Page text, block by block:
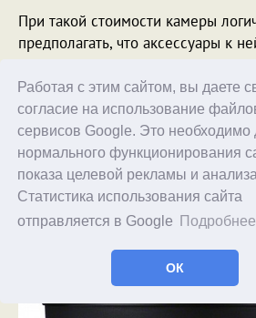
Работая с этим сайтом, вы даете
согласие на использование
сервисов Google. Это необходимо
нормального функционирования
показа целевой рекламы и
Статистика использования сайта
отправляется в Google
Подробнее
ОК
При такой стоимости камеры
предполагать, что аксессуары к
самолет. Таки так оно и есть,
Даже какая-то вшивая бленда -
шутка. Не $20, что уже было бы
$200! Вот она, красавица. Кстати,
пришлите все Sony по $50 - гулять